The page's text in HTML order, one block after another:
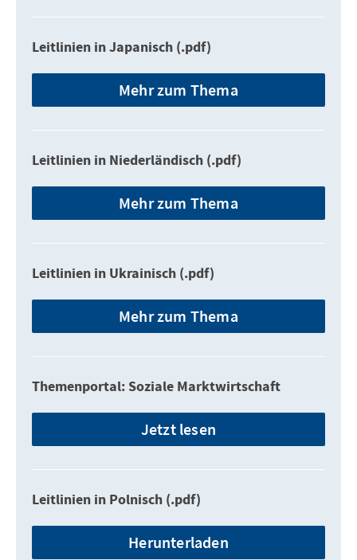
Leitlinien in Japanisch (.pdf)
Mehr zum Thema
Leitlinien in Niederländisch (.pdf)
Mehr zum Thema
Leitlinien in Ukrainisch (.pdf)
Mehr zum Thema
Themenportal: Soziale Marktwirtschaft
Jetzt lesen
Leitlinien in Polnisch (.pdf)
Herunterladen